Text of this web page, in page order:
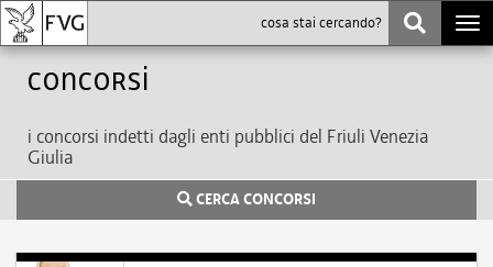
Concorsi
i concorsi indetti dagli enti pubblici del Friuli Venezia
Giulia
CERCA CONCORSI